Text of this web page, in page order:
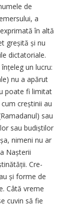
de
a
în altă
greșită și nu
dictatoriale.
un lucru:
nu a apărut
poate fi limitat
creș­tinii au
sau
sau budiștilor
nimeni nu ar
Naș­terii
Cre­
și forme de
Câtă vreme
cuvin să fie